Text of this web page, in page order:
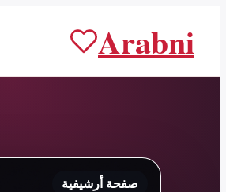
Arabni
صفحة أرشيفية